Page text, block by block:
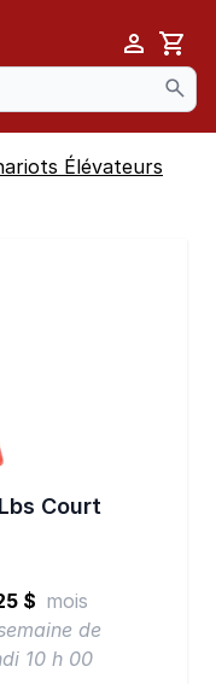
Cart
Élévateurs
Court
$ mois
de
10 h 00